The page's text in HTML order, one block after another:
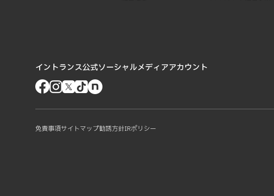
イントランス公式ソーシャルメディアアカウント
免責事項サイトマップ勧誘方針IRポリシー